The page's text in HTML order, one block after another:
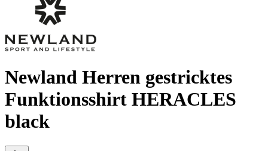
Newland Herren gestricktes
Funktionsshirt HERACLES
black